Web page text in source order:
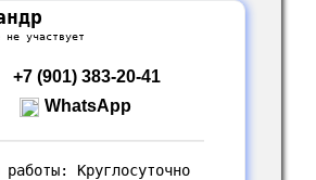
не участвует
+7 (901) 383-20-41
WhatsApp
работы: Круглосуточно